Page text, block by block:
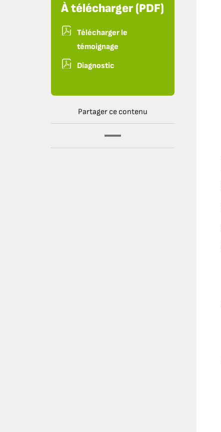
À télécharger (PDF)
Télécharger le
témoignage
Diagnostic
Partager ce contenu